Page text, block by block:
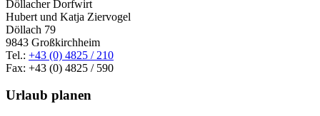
Döllacher Dorfwirt
Hubert und Katja Ziervogel
Döllach 79
9843 Großkirchheim
Tel.: +43 (0) 4825 / 210
Fax: +43 (0) 4825 / 590
Urlaub planen